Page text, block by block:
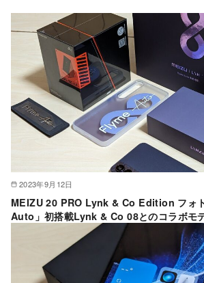
2023年9月12日
MEIZU 20 PRO Lynk & Co Edition フォ
Auto」初搭載Lynk & Co 08とのコラボモ